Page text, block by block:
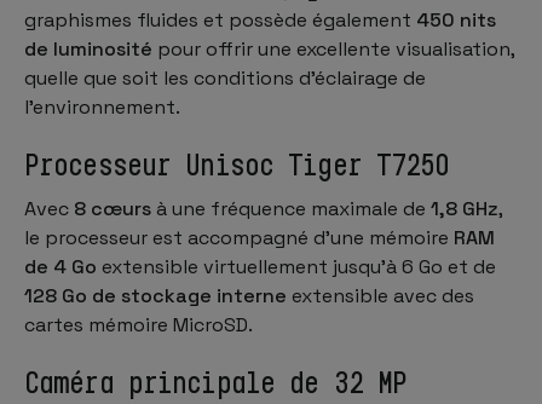
graphismes fluides et possède également 450 nits
de luminosité pour offrir une excellente visualisation,
quelle que soit les conditions d'éclairage de
l'environnement.
Processeur Unisoc Tiger T7250
Avec 8 cœurs à une fréquence maximale de 1,8 GHz,
le processeur est accompagné d'une mémoire RAM
de 4 Go extensible virtuellement jusqu'à 6 Go et de
128 Go de stockage interne extensible avec des
cartes mémoire MicroSD.
Caméra principale de 32 MP